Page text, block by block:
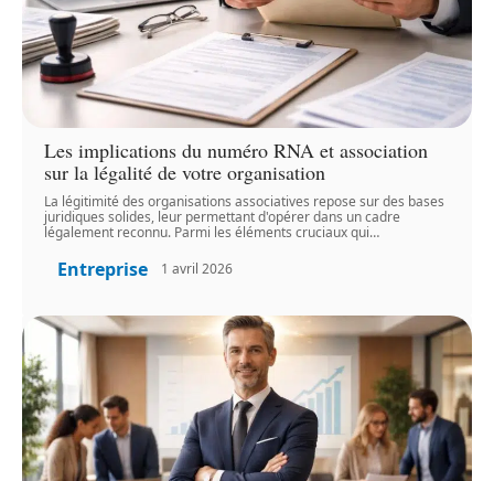
Les implications du numéro RNA et association
sur la légalité de votre organisation
La légitimité des organisations associatives repose sur des bases
juridiques solides, leur permettant d'opérer dans un cadre
légalement reconnu. Parmi les éléments cruciaux qui…
Entreprise 1 avril 2026